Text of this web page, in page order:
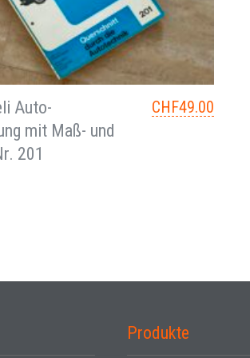
CHF49.00
Auto-
mit Maß- und
201
Produkte